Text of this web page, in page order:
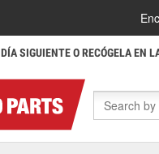
SIGUIENTE O RECÓGELA EN